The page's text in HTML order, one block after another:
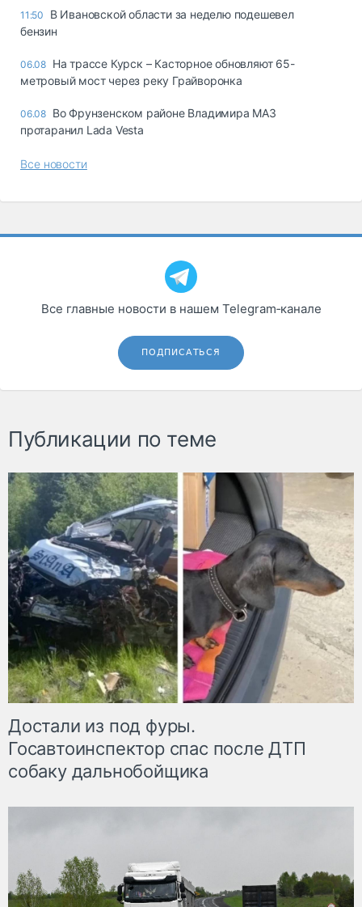
11:50
В Ивановской области за неделю подешевел
бензин
06.08 На трассе Курск – Касторное обновляют 65-
метровый мост через реку Грайворонка
06.08 Во Фрунзенском районе Владимира МАЗ
протаранил Lada Vesta
Все новости
Все главные новости в нашем Telegram‑канале
ПОДПИСАТЬСЯ
Публикации по теме
Достали из под фуры.
Госавтоинспектор спас после ДТП
собаку дальнобойщика